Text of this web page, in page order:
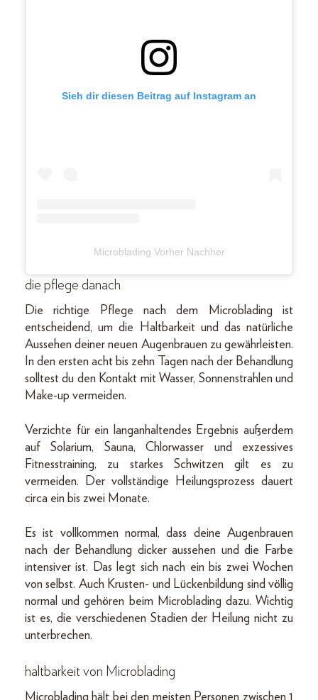
Sieh dir diesen Beitrag auf Instagram an
Microblading Vorher Nachher
die pflege danach
Die richtige Pflege nach dem Microblading ist
entscheidend, um die Haltbarkeit und das natürliche
Aussehen deiner neuen Augenbrauen zu gewährleisten.
In den ersten acht bis zehn Tagen nach der Behandlung
solltest du den Kontakt mit Wasser, Sonnenstrahlen und
Make-up vermeiden.
Verzichte für ein langanhaltendes Ergebnis außerdem
auf Solarium, Sauna, Chlorwasser und exzessives
Fitnesstraining, zu starkes Schwitzen gilt es zu
vermeiden. Der vollständige Heilungsprozess dauert
circa ein bis zwei Monate.
Es ist vollkommen normal, dass deine Augenbrauen
nach der Behandlung dicker aussehen und die Farbe
intensiver ist. Das legt sich nach ein bis zwei Wochen
von selbst. Auch Krusten- und Lückenbildung sind völlig
normal und gehören beim Microblading dazu. Wichtig
ist es, die verschiedenen Stadien der Heilung nicht zu
unterbrechen.
haltbarkeit von Microblading
Microblading hält bei den meisten Personen zwischen 1